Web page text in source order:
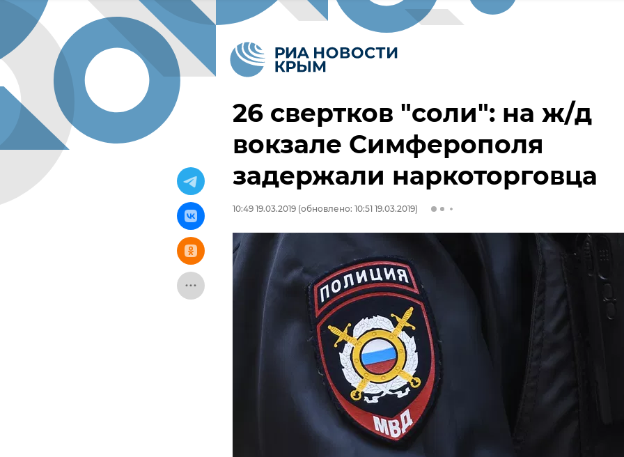
26 свертков "соли": на ж/д
вокзале Симферополя
задержали наркоторговца
10:49 19.03.2019 (обновлено: 10:51 19.03.2019)